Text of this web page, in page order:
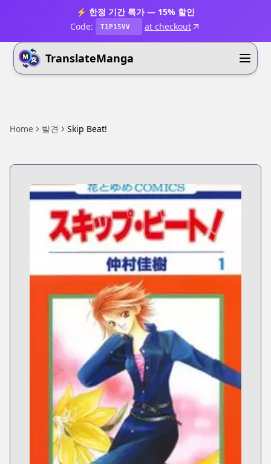
⚡ 한정 기간 특가 — 15% 할인
Code:
T1P15VV at checkout
TranslateManga
Home 발견 Skip Beat!